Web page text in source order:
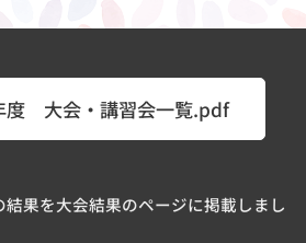
度 大会・講習会一覧.pdf
果を大会結果のページに掲載しまし